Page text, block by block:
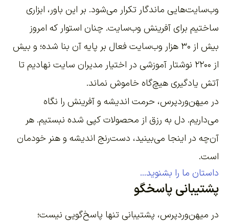
وب‌سایت‌هایی ماندگار تکرار می‌شود. بر این باور، ابزاری
ساختیم برای آفرینش وب‌سایت. چنان استوار که امروز
بیش از ۳۰ هزار وب‌سایت فعال بر پایه آن بنا شده؛ و بیش
از ۲۲۰۰
نوشتار آموزشی در اختیار مدیران سایت نهادیم تا
آتش یادگیری هیچ‌گاه خاموش نماند.
در میهن‌وردپرس، حرمت اندیشه و آفرینش را نگاه
می‌داریم. دل به رزق از محصولات کپی شده نبستیم. هر
آن‌چه در اینجا می‌بینید، دست‌رنج اندیشه و هنر خودمان
است.
داستان ما را بشنوید...
پشتیبانی پاسخگو
در میهن‌وردپرس، پشتیبانی تنها پاسخ‌گویی نیست؛